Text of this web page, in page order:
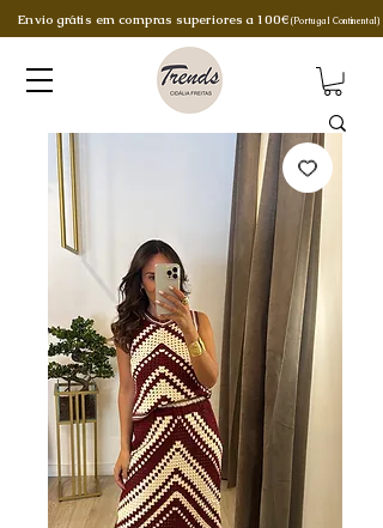
Envio grátis em compras superiores a 100€ (Portugal Continental)